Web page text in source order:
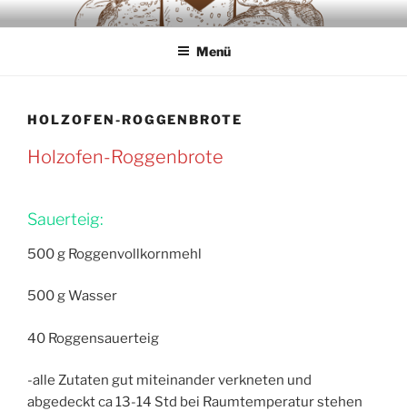
Zum
InhaltSAUERTEIGLIEBE
Backwaren ausschliesslich aus Sauerteig
Menü
HOLZOFEN-ROGGENBROTE
Holzofen-Roggenbrote
Sauerteig:
500 g Roggenvollkornmehl
500 g Wasser
40 Roggensauerteig
-alle Zutaten gut miteinander verkneten und
abgedeckt ca 13-14 Std bei Raumtemperatur stehen